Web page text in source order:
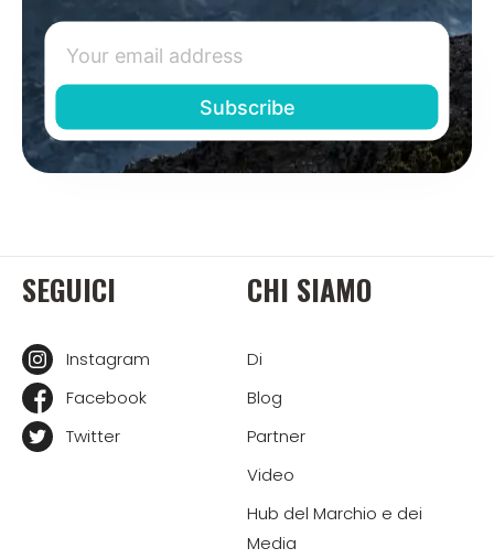
SEGUICI
Instagram
Facebook
Twitter
CHI SIAMO
Di
Blog
Partner
Video
Hub del Marchio e dei
Media